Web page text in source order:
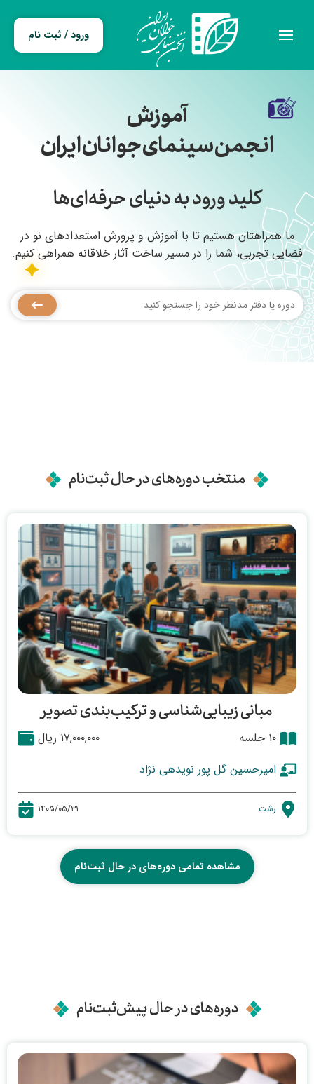
ورود / ثبت نام
آموزش
انجمن سینمای جوانان ایران
کلید ورود به دنیای حرفه‌ای‌ها
ما همراهتان هستیم تا با آموزش و پرورش استعدادهای نو در
فضایی تجربی، شما را در مسیر ساخت آثار خلاقانه همراهی کنیم.
منتخب دوره‌های در حال ثبت‌نام
مبانی زیبایی‌شناسی و ترکیب‌بندی تصویر
۱۰ جلسه
۱۷,۰۰۰,۰۰۰ ریال
امیرحسین گل پور نویدهی نژاد
رشت ۱۴۰۵/۰۵/۳۱
مشاهده تمامی دوره‌های در حال ثبت‌نام
دوره‌های در حال پیش‌ثبت‌نام